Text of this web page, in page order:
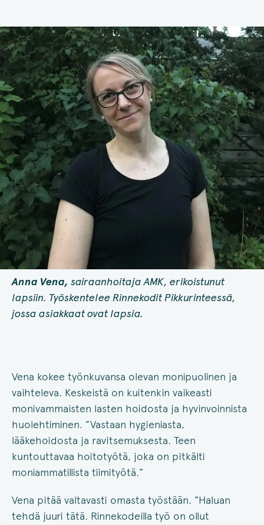
Anna Vena, sairaanhoitaja AMK, erikoistunut
lapsiin. Työskentelee Rinnekodit Pikkurinteessä,
jossa asiakkaat ovat lapsia.
Vena kokee työnkuvansa olevan monipuolinen ja
vaihteleva. Keskeistä on kuitenkin vaikeasti
monivammaisten lasten hoidosta ja hyvinvoinnista
huolehtiminen. ”Vastaan hygieniasta,
lääkehoidosta ja ravitsemuksesta. Teen
kuntouttavaa hoitotyötä, joka on pitkälti
moniammatillista tiimityötä.”
Vena pitää valtavasti omasta työstään. ”Haluan
tehdä juuri tätä. Rinnekodeilla työ on ollut